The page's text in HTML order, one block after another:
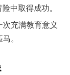
中取得成功。
充满教育意义
。